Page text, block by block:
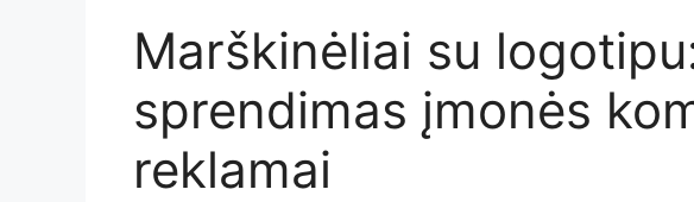
Marškinėliai su
sprendimas įmonės
reklamai